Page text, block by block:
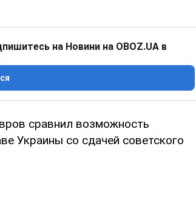
на Новини на OBOZ.UA в
сравнил возможность
Украины со сдачей советского